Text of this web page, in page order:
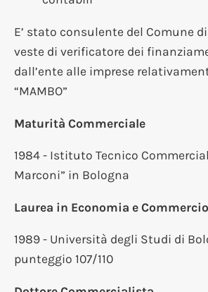
E’ stato consulente del Comune
veste di verificatore dei
dall’ente alle imprese
“MAMBO”
Maturità Commerciale
1984 - Istituto Tecnico
Marconi” in Bologna
Laurea in Economia e Commercio
1989 - Università degli Studi di
punteggio 107/110